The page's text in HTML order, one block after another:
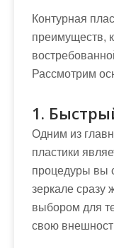
Контурная
преимуществ,
Рассмотрим
1.
Одним из
пластики
процедуры вы
зеркале сразу
выбором для
свою